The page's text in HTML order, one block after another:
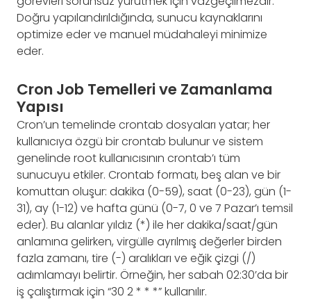
Doğru yapılandırıldığında, sunucu kaynaklarını
optimize eder ve manuel müdahaleyi minimize
eder.
Cron Job Temelleri ve Zamanlama
Yapısı
Cron’un temelinde crontab dosyaları yatar; her
kullanıcıya özgü bir crontab bulunur ve sistem
genelinde root kullanıcısının crontab’ı tüm
sunucuyu etkiler. Crontab formatı, beş alan ve bir
komuttan oluşur: dakika (0-59), saat (0-23), gün (1-
31), ay (1-12) ve hafta günü (0-7, 0 ve 7 Pazar’ı temsil
eder). Bu alanlar yıldız (*) ile her dakika/saat/gün
anlamına gelirken, virgülle ayrılmış değerler birden
fazla zamanı, tire (-) aralıkları ve eğik çizgi (/)
adımlamayı belirtir. Örneğin, her sabah 02:30’da bir
iş çalıştırmak için “30 2 * * *” kullanılır.